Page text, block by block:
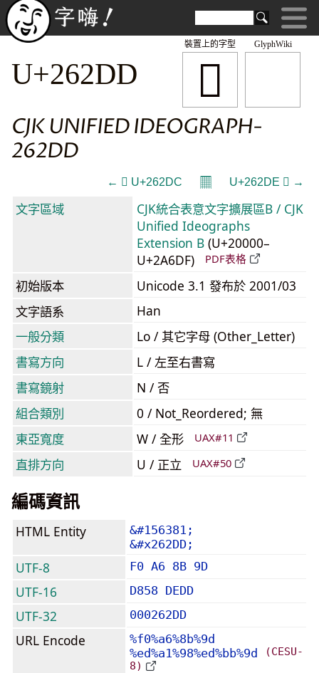
GlyphWiki
𦋝
裝置上的字型
U+262DD
CJK UNIFIED IDEOGRAPH-
262DD
← 𦋜 U+262DC 𝄜 U+262DE 𦋞 →
文字區域
CJK統合表意文字擴展區B / CJK
Unified Ideographs
Extension B (U+20000–
U+2A6DF)
PDF表格
初始版本
Unicode 3.1 發布於 2001/03
文字語系
Han
一般分類
Lo / 其它字母 (Other_Letter)
書寫方向
L / 左至右書寫
書寫鏡射
N / 否
組合類別
0 / Not_Reordered; 無
東亞寬度
W / 全形 UAX#11
直排方向 U / 正立 UAX#50
編碼資訊
HTML Entity
&#156381;
&#x262DD;
UTF-8 F0 A6 8B 9D
UTF-16 D858 DEDD
UTF-32 000262DD
URL Encode
%f0%a6%8b%9d
%ed%a1%98%ed%bb%9d
(CESU-
8)